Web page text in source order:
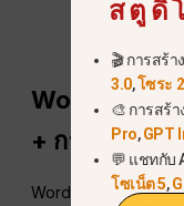
เข้าใจคว
Wordtune —
+ การควบคุม
Wordtune มุ่งเน้นกา
สตูดิ
🎬 การสร้
3.0,โซระ 2
🎨 การสร้
Pro,GPT
💬 แชทกับ
โซเน็ต 5,